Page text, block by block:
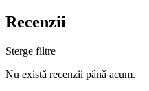
Recenzii
Sterge filtre
Nu există recenzii până acum.